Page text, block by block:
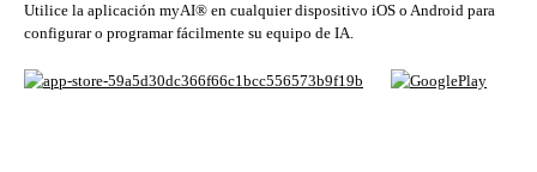
Utilice la aplicación myAI® en cualquier dispositivo iOS o Android para
configurar o programar fácilmente su equipo de IA.